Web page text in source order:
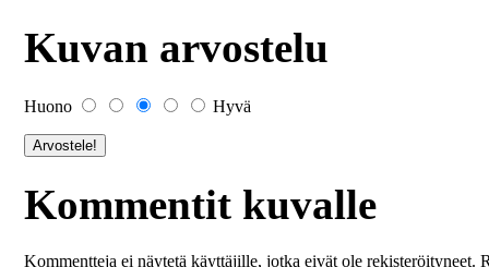
Kuvan arvostelu
Huono Hyvä
Kommentit kuvalle
Kommentteja ei näytetä käyttäjille, jotka eivät ole rekisteröityneet.